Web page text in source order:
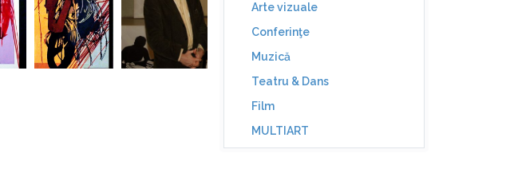
Arte vizuale
Conferinţe
Muzică
Teatru & Dans
Film
MULTIART